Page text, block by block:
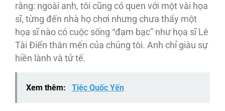
rằng: ngoài anh, tôi cũng có quen với một vài họa
sĩ, từng đến nhà họ chơi nhưng chưa thấy một
họa sĩ nào có cuộc sống “đạm bạc” như họa sĩ Lê
Tài Điển thân mến của chúng tôi. Anh chỉ giàu sự
hiền lành và tử tế.
Xem thêm: Tiệc Quốc Yến